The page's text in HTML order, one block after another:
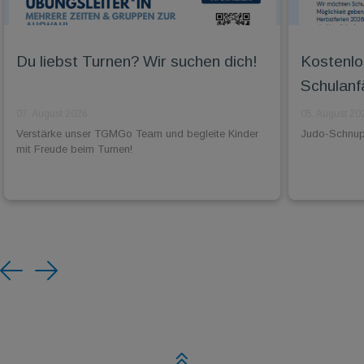
Du liebst Turnen? Wir suchen dich!
Verstärke unser TGMGo Team und begleite Kinder
mit Freude beim Turnen!
Judo-
Previous
Next